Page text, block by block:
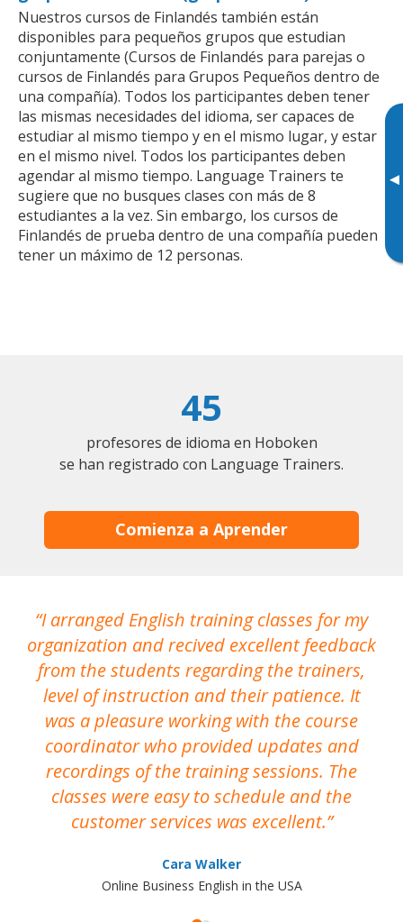
▸
Nuestros cursos de Finlandés también están
disponibles para pequeños grupos que estudian
conjuntamente (Cursos de Finlandés para parejas o
cursos de Finlandés para Grupos Pequeños dentro de
una compañía). Todos los participantes deben tener
las mismas necesidades del idioma, ser capaces de
estudiar al mismo tiempo y en el mismo lugar, y estar
en el mismo nivel. Todos los participantes deben
agendar al mismo tiempo. Language Trainers te
sugiere que no busques clases con más de 8
estudiantes a la vez. Sin embargo, los cursos de
Finlandés de prueba dentro de una compañía pueden
tener un máximo de 12 personas.
45
profesores de idioma en Hoboken
se han registrado con Language Trainers.
Comienza a Aprender
I arranged English training classes for my
organization and recived excellent feedback
from the students regarding the trainers,
level of instruction and their patience. It
was a pleasure working with the course
coordinator who provided updates and
recordings of the training sessions. The
classes were easy to schedule and the
customer services was excellent.
Cara Walker
Online Business English in the USA